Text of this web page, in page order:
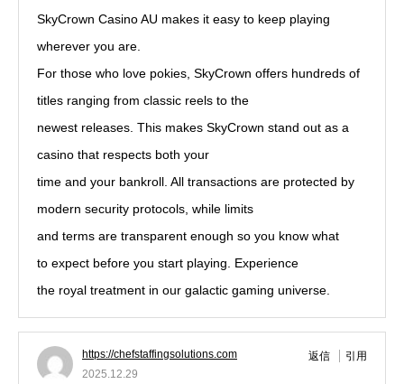
SkyCrown Casino AU makes it easy to keep playing
wherever you are.
For those who love pokies, SkyCrown offers hundreds of
titles ranging from classic reels to the
newest releases. This makes SkyCrown stand out as a
casino that respects both your
time and your bankroll. All transactions are protected by
modern security protocols, while limits
and terms are transparent enough so you know what
to expect before you start playing. Experience
the royal treatment in our galactic gaming universe.
https://chefstaffingsolutions.com
2025.12.29
返信 引用